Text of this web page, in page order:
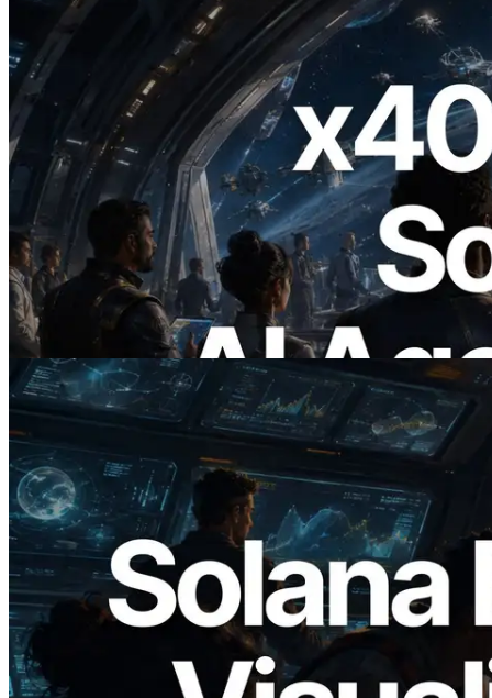
2026.07.04
ERPC Meluncurkan Solana RPC
Berbasis x402 — Era AI Agent
Membayar API yang Dibutuhkan Secara
On Demand
Baca artikel ini
2026.05.24
Validators Solutions Meluncurkan Solana